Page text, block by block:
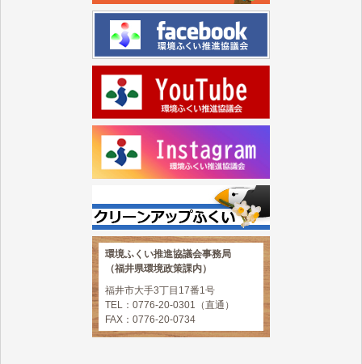
環境ふくい推進協議会事務局
（福井県環境政策課内）
福井市大手3丁目17番1号
TEL：0776-20-0301（直通）
FAX：0776-20-0734